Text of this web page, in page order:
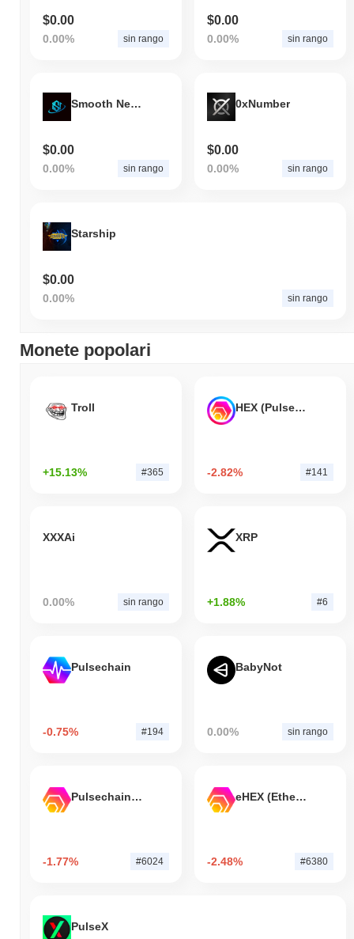
$0.00
0.00% sin rango
$0.00
0.00% sin rango
Smooth Network Solutions Token
$0.00
0.00% sin rango
0xNumber
$0.00
0.00% sin rango
Starship
$0.00
0.00% sin rango
Monete popolari
Troll
+15.13% #365
HEX (Pulsechain)
-2.82% #141
XXXAi
0.00% sin rango
XRP
+1.88% #6
Pulsechain
-0.75% #194
BabyNot
0.00% sin rango
Pulsechain Bridged HEX (Pulsechain)
-1.77% #6024
eHEX (Ethereum)
-2.48% #6380
PulseX